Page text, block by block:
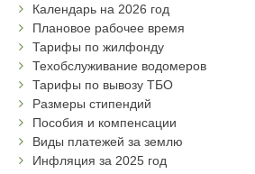
Календарь на 2026 год
Плановое рабочее время
Тарифы по жилфонду
Техобслуживание водомеров
Тарифы по вывозу ТБО
Размеры стипендий
Пособия и компенсации
Виды платежей за землю
Инфляция за 2025 год